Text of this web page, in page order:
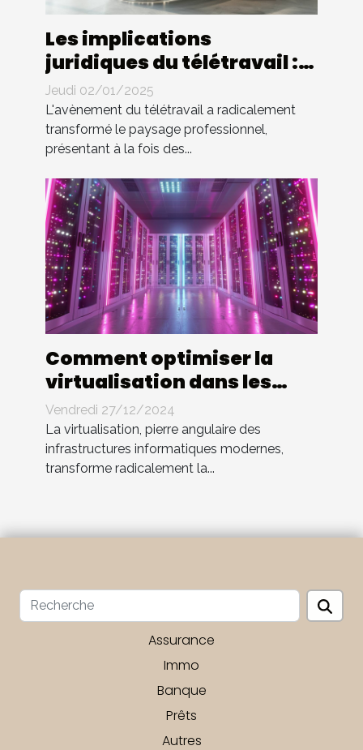
Les implications
juridiques du télétravail :
droits et devoirs des
employés
Jeudi 02/01/2025
L'avènement du télétravail a radicalement
transformé le paysage professionnel,
présentant à la fois des...
Comment optimiser la
virtualisation dans les
entreprises modernes
Vendredi 27/12/2024
La virtualisation, pierre angulaire des
infrastructures informatiques modernes,
transforme radicalement la...
Assurance
Immo
Banque
Prêts
Autres